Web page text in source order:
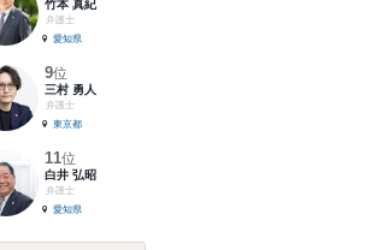
竹本 真紀
弁護士
愛知県
9位
三村 勇人
弁護士
東京都
11位
白井 弘昭
弁護士
愛知県